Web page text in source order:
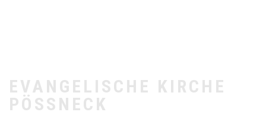
EVANGELISCHE KIRCHE
PÖSSNECK